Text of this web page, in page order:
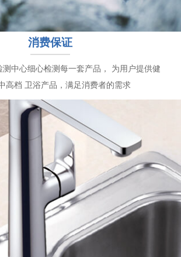
消费保证
测中心细心检测每一套产品， 为用户提供健
高档 卫浴产品，满足消费者的需求